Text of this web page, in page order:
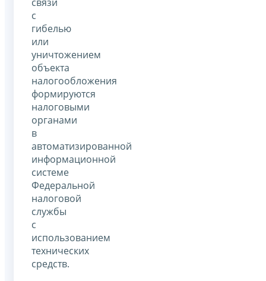
с
гибелью
или
уничтожением
объекта
налогообложения
формируются
налоговыми
органами
в
автоматизированной
информационной
системе
Федеральной
налоговой
службы
с
использованием
технических
средств.